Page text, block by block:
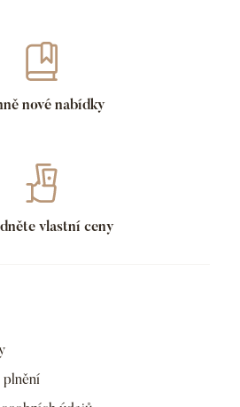
nové nabídky
vlastní ceny
plnění